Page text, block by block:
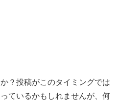
？投稿がこのタイミングでは
ているかもしれませんが、何